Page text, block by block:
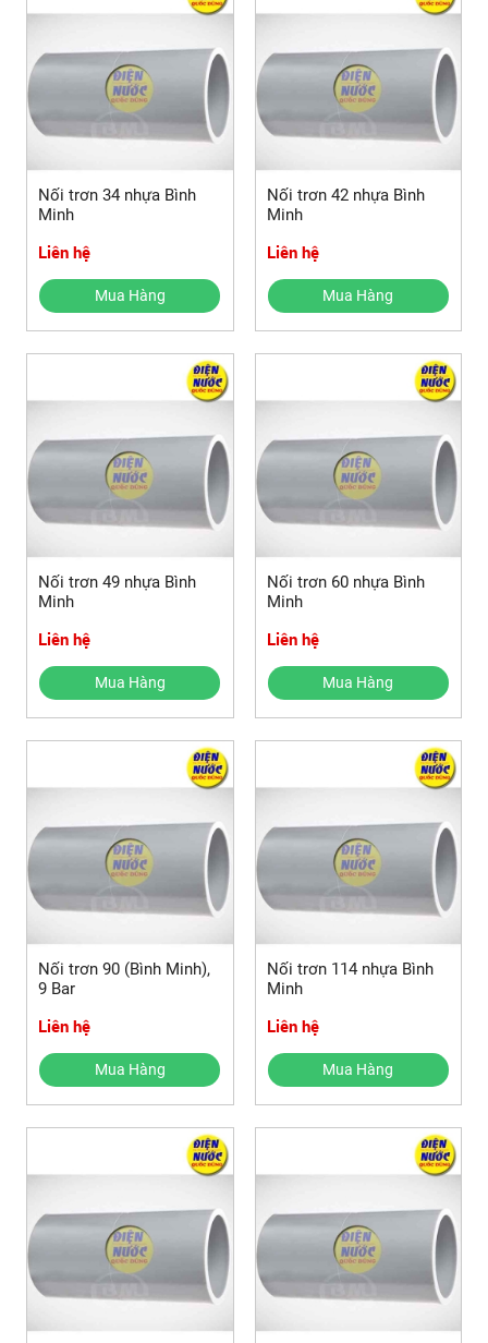
Nối trơn 34 nhựa Bình
Minh
Liên hệ
Mua Hàng
Nối trơn 42 nhựa Bình
Minh
Liên hệ
Mua Hàng
Nối trơn 49 nhựa Bình
Minh
Liên hệ
Mua Hàng
Nối trơn 60 nhựa Bình
Minh
Liên hệ
Mua Hàng
Nối trơn 90 (Bình Minh),
9 Bar
Liên hệ
Mua Hàng
Nối trơn 114 nhựa Bình
Minh
Liên hệ
Mua Hàng